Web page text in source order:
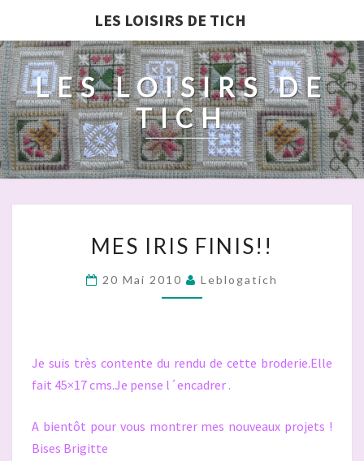
LES LOISIRS DE TICH
LES LOISIRS DE
TICH
IRIS
FINIS!!
MES IRIS FINIS!!
20 Mai 2010 Leblogatich
Je suis très contente du rendu de cette broderie.Elle
fait 45×17 cms.Je pense l´encadrer .
A bientôt pour vous montrer mes nouveaux projets !
Bises Brigitte